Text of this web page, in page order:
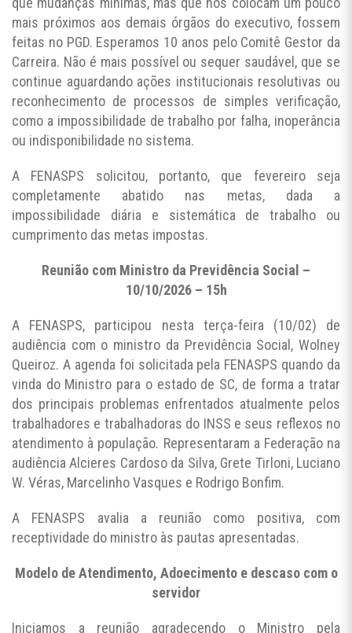
mais próximos aos demais órgãos do executivo, fossem
feitas no PGD. Esperamos 10 anos pelo Comitê Gestor da
Carreira. Não é mais possível ou sequer saudável, que se
continue aguardando ações institucionais resolutivas ou
reconhecimento de processos de simples verificação,
como a impossibilidade de trabalho por falha, inoperância
ou indisponibilidade no sistema.
A FENASPS solicitou, portanto, que fevereiro seja
completamente abatido nas metas, dada a
impossibilidade diária e sistemática de trabalho ou
cumprimento das metas impostas.
Reunião com Ministro da Previdência Social –
10/10/2026 – 15h
A FENASPS, participou nesta terça-feira (10/02) de
audiência com o ministro da Previdência Social, Wolney
Queiroz. A agenda foi solicitada pela FENASPS quando da
vinda do Ministro para o estado de SC, de forma a tratar
dos principais problemas enfrentados atualmente pelos
trabalhadores e trabalhadoras do INSS e seus reflexos no
atendimento à população. Representaram a Federação na
audiência Alcieres Cardoso da Silva, Grete Tirloni, Luciano
W. Véras, Marcelinho Vasques e Rodrigo Bonfim.
A FENASPS avalia a reunião como positiva, com
receptividade do ministro às pautas apresentadas.
Modelo de Atendimento, Adoecimento e descaso com o
servidor
Iniciamos a reunião agradecendo o Ministro pela